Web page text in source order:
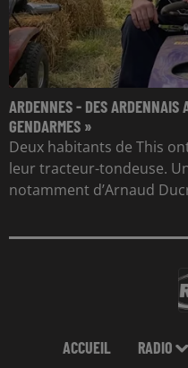
ARDENNES - DES ARDENNAIS
GENDARMES »
Deux habitants de This
leur tracteur-tondeuse.
notamment d’Arnaud
ACCUEIL RADIO